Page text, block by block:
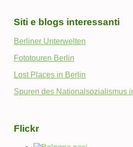
Siti e blogs interessanti
Berliner Unterwelten
Fototouren Berlin
Lost Places in Berlin
Spuren des Nationalsozialismus
Flickr